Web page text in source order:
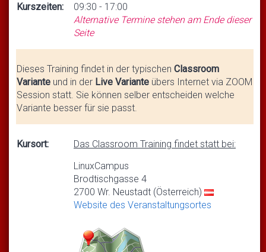
Kurszeiten:
09:30 - 17:00
Alternative Termine stehen am Ende dieser
Seite
Dieses Training findet in der typischen Classroom
Variante und in der Live Variante übers Internet via ZOOM
Session statt. Sie können selber entscheiden welche
Variante besser für sie passt.
Kursort:
Das Classroom Training findet statt bei:
LinuxCampus
Brodtischgasse 4
2700 Wr. Neustadt (Österreich)
Website des Veranstaltungsortes